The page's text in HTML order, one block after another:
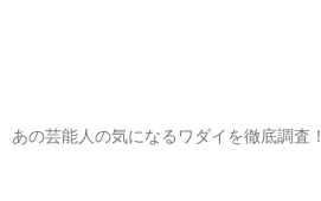
あの芸能人の気になるワダイを徹底調査！